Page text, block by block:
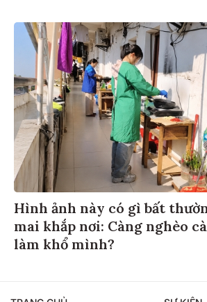
Hình ảnh này có gì bất
mai khắp nơi: Càng nghèo
làm khổ mình?